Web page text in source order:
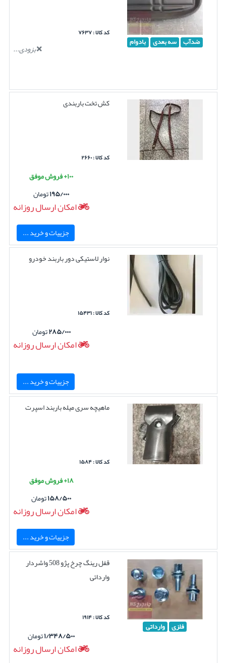
ضدآب سه بعدی بادوام
کد کالا : ۷۶۳۷
بزودی...
کش تخت باربندی
کد کالا : ۲۶۶۰
۱۰۰+ فروش موفق
۱۹۵/۰۰۰تومان
امکان ارسال روزانه
جزییات و خرید ...
نوار لاستیکی دور باربند خودرو
کد کالا : ۱۵۴۳۱
۲۸۵/۰۰۰تومان
امکان ارسال روزانه
جزییات و خرید ...
ماهیچه سری میله باربند اسپرت
کد کالا : ۱۵۸۴
۱۸+ فروش موفق
۱۵۸/۵۰۰تومان
امکان ارسال روزانه
جزییات و خرید ...
فلزی وارداتی
قفل رینگ چرخ پژو 508 واشردار
وارداتی
کد کالا : ۱۹۱۴
۱/۳۴۸/۵۰۰تومان
امکان ارسال روزانه